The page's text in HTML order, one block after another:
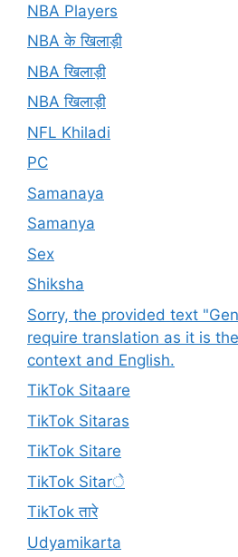
NBA Players
NBA के खिलाड़ी
NBA खिलाड़ी
NBA खिलाड़ी
NFL Khiladi
PC
Samanaya
Samanya
Sex
Shiksha
Sorry, the provided text
require translation as it is
context and English.
TikTok Sitaare
TikTok Sitaras
TikTok Sitare
TikTok Sitarे
TikTok तारे
Udyamikarta